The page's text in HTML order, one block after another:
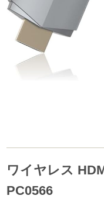
ワイヤレス
PC0566